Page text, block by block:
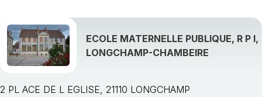
ECOLE MATERNELLE PUBLIQUE, R P I,
LONGCHAMP-CHAMBEIRE
2 PL ACE DE L EGLISE, 21110 LONGCHAMP